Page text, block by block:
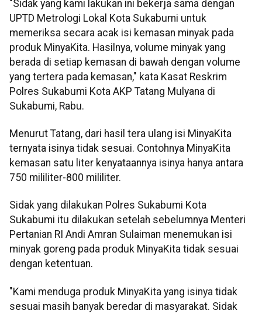
"Sidak yang kami lakukan ini bekerja sama dengan
UPTD Metrologi Lokal Kota Sukabumi untuk
memeriksa secara acak isi kemasan minyak pada
produk MinyaKita. Hasilnya, volume minyak yang
berada di setiap kemasan di bawah dengan volume
yang tertera pada kemasan," kata Kasat Reskrim
Polres Sukabumi Kota AKP Tatang Mulyana di
Sukabumi, Rabu.
Menurut Tatang, dari hasil tera ulang isi MinyaKita
ternyata isinya tidak sesuai. Contohnya MinyaKita
kemasan satu liter kenyataannya isinya hanya antara
750 mililiter-800 mililiter.
Sidak yang dilakukan Polres Sukabumi Kota
Sukabumi itu dilakukan setelah sebelumnya Menteri
Pertanian RI Andi Amran Sulaiman menemukan isi
minyak goreng pada produk MinyaKita tidak sesuai
dengan ketentuan.
"Kami menduga produk MinyaKita yang isinya tidak
sesuai masih banyak beredar di masyarakat. Sidak